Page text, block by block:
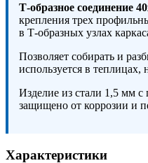
Т-образное соединение
крепления трех
в Т-образных узлах
Позволяет собирать и
используется в теплицах,
Изделие из стали 1,5 мм
защищено от коррозии и
Характеристики